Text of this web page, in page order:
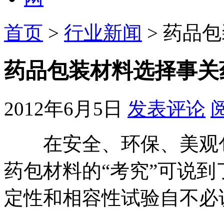
首页 > 行业新闻 > 药品
药品包装材料选择事
2012年6月5日 发表评论
在安全、环保、美观
药包材料的“考究”可说
定性和相容性试验自不